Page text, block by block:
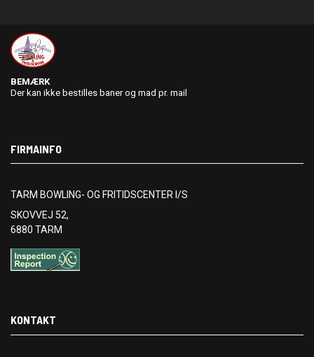
BEMÆRK
Der kan ikke bestilles baner og mad pr. mail
FIRMAINFO
TARM BOWLING- OG FRITIDSCENTER I/S
SKOVVEJ 52,
6880 TARM
KONTAKT